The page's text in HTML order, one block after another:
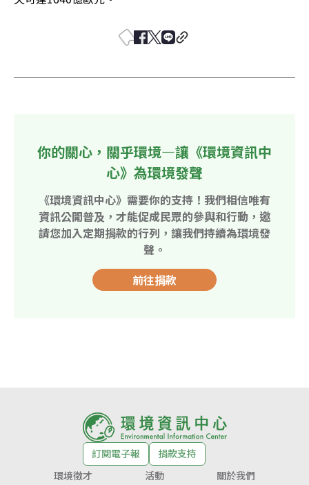
你的關心，關乎環境—讓《環境資訊中
心》為環境發聲
《環境資訊中心》需要你的支持！我們相信唯有
資訊公開普及，才能促成民眾的參與和行動，邀
請您加入定期捐款的行列，讓我們持續為環境發
聲。
前往捐款
訂閱電子報
捐款支持
環境徵才
活動 關於我們